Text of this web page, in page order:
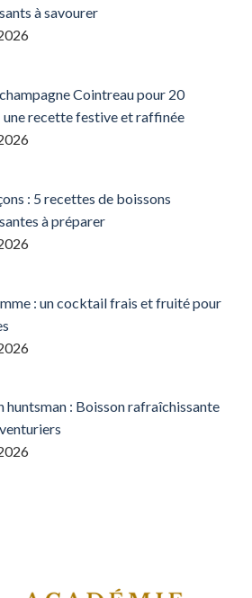
à savourer
Cointreau pour 20
une recette festive et raffinée
: 5 recettes de boissons
à préparer
: un cocktail frais et fruité pour
huntsman : Boisson rafraîchissante